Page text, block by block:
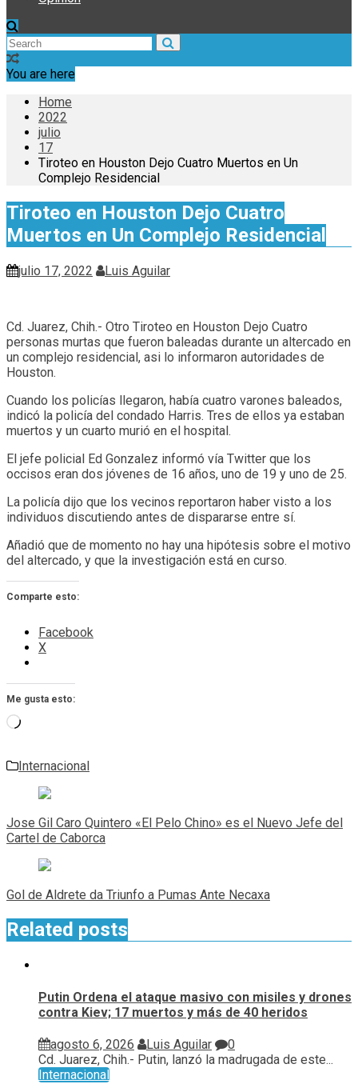
You are here
Home
2022
julio
17
Tiroteo en Houston Dejo Cuatro Muertos en Un
Complejo Residencial
Tiroteo en Houston Dejo Cuatro
Muertos en Un Complejo Residencial
julio 17, 2022 Luis Aguilar
Cd. Juarez, Chih.- Otro Tiroteo en Houston Dejo Cuatro
personas murtas que fueron baleadas durante un altercado en
un complejo residencial, asi lo informaron autoridades de
Houston.
Cuando los policías llegaron, había cuatro varones baleados,
indicó la policía del condado Harris. Tres de ellos ya estaban
muertos y un cuarto murió en el hospital.
El jefe policial Ed Gonzalez informó vía Twitter que los
occisos eran dos jóvenes de 16 años, uno de 19 y uno de 25.
La policía dijo que los vecinos reportaron haber visto a los
individuos discutiendo antes de dispararse entre sí.
Añadió que de momento no hay una hipótesis sobre el motivo
del altercado, y que la investigación está en curso.
Comparte esto:
Facebook
X
Me gusta esto:
Cargando...
Internacional
Navegación
de
entradas
Jose Gil Caro Quintero «El Pelo Chino» es el Nuevo Jefe del
Cartel de Caborca
Gol de Aldrete da Triunfo a Pumas Ante Necaxa
Related posts
Putin Ordena el ataque masivo con misiles y drones
contra Kiev; 17 muertos y más de 40 heridos
agosto 6, 2026 Luis Aguilar
0
Cd. Juarez, Chih.- Putin, lanzó la madrugada de este...
Internacional